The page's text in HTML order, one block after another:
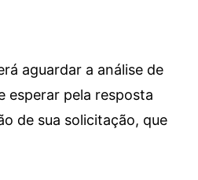
aguardar a análise de
esperar pela resposta
de sua solicitação, que